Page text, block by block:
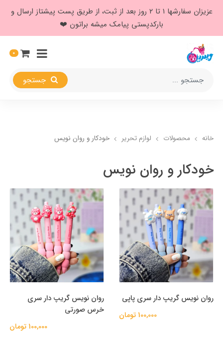
عزیزان سفارشها ۱ تا ۲ روز بعد از ثبت، از طریق پست پیشتاز ارسال و
بارکدپستی پیامک میشه براتون ❤️
0
خانه محصولات لوازم تحریر خودکار و روان نویس
خودکار و روان نویس
روان نویس گریپ دار سری پاپی
100,000 تومان
روان نویس گریپ دار سری
خرس صورتی
100,000 تومان